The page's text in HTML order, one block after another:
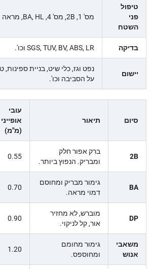
טיפול
פני
השטח
מס' 1, 2B, מס' 4, BA, HL, מראה
בדיקה SGS, TUV, BV, ABS, LR וכו'.
יישום
נפט וגז, כלי שיט, בניית ספינות,
על הסביבה וכו'.
סיום תיאור
עובי
אופייני
(מ"מ)
2B
ברק אפור חלק
ומבריק. הנפוץ ביותר.
0.55
BA
גימור מבריק ומחוסם
דמוי מראה.
0.70
DP
מוברש, לא מחזיר
אור, קל לניקוי.
0.90
משאבי
אנוש
גימור מחומם
ומחוספס.
1.20